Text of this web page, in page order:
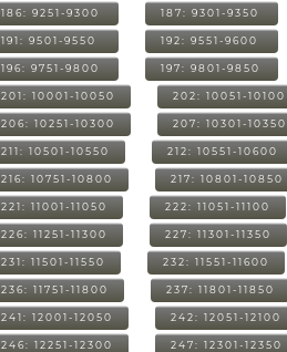
186: 9251-9300 187: 9301-9350
191: 9501-9550 192: 9551-9600
196: 9751-9800 197: 9801-9850
201: 10001-10050 202: 10051-10100
206: 10251-10300 207: 10301-10350
211: 10501-10550 212: 10551-10600
216: 10751-10800 217: 10801-10850
221: 11001-11050 222: 11051-11100
226: 11251-11300 227: 11301-11350
231: 11501-11550 232: 11551-11600
236: 11751-11800 237: 11801-11850
241: 12001-12050 242: 12051-12100
246: 12251-12300 247: 12301-12350